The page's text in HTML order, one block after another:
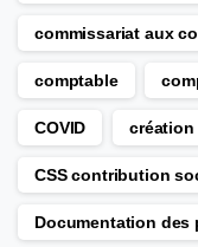
commissariat aux
comptable
COVID création
CSS contribution
Documentation des